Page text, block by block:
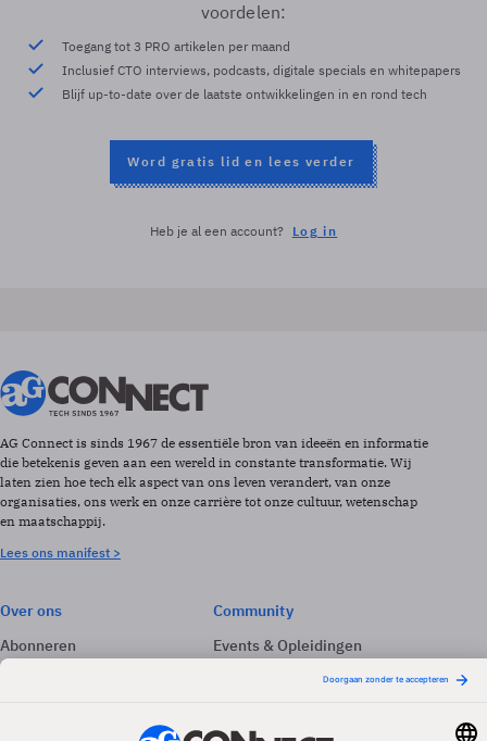
voordelen:
Toegang tot 3 PRO artikelen per maand
Inclusief CTO interviews, podcasts, digitale specials en whitepapers
Blijf up-to-date over de laatste ontwikkelingen in en rond tech
Word gratis lid en lees verder
Heb je al een account? Log in
AG Connect is sinds 1967 de essentiële bron van ideeën en informatie
die betekenis geven aan een wereld in constante transformatie. Wij
laten zien hoe tech elk aspect van ons leven verandert, van onze
organisaties, ons werk en onze carrière tot onze cultuur, wetenschap
en maatschappij.
Lees ons manifest >
Over ons
Abonneren
Adverteren
Community
Events & Opleidingen